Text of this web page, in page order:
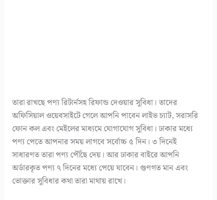
তারা রাখছে পণ্য রিটার্নসহ রিফান্ড দেওয়ার সুবিধা। তাদের
অফিসিয়াল ওয়েবসাইটে গেলে আপনি পাবেন লাইভ চ্যাট, সরাসরি
ফোন কল এবং মেইলের মাধ্যমে যোগাযোগ সুবিধা। ঢাকার মধ্যে
পণ্য পেতে আপনার সময় লাগবে সর্বোচ্চ ৫ দিন। ৩ দিনেই
সাধারণত তারা পণ্য পৌঁছে দেয়। আর ঢাকার বাইরে আপনি
অর্ডারকৃত পণ্য ৭ দিনের মধ্যে পেয়ে যাবেন। গুণগত মান এবং
ভোক্তার সুবিধার কথা তারা মাথায় রাখে।